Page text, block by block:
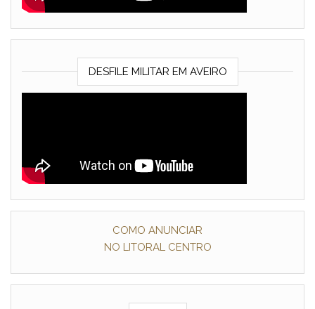
DESFILE MILITAR EM AVEIRO
COMO ANUNCIAR
NO LITORAL CENTRO